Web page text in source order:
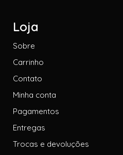
Loja
Sobre
Carrinho
Contato
Minha conta
Pagamentos
Entregas
Trocas e devoluções